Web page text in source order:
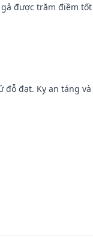
được trăm điềm
đỗ đạt. Kỵ an táng